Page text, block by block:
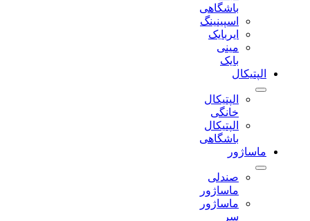
باشگاهی
اسپینینگ
ایربایک
مینی
الپتیکال
الپتیکال
خانگی
الپتیکال
باشگاهی
ماساژور
صندلی
ماساژور
ماساژور